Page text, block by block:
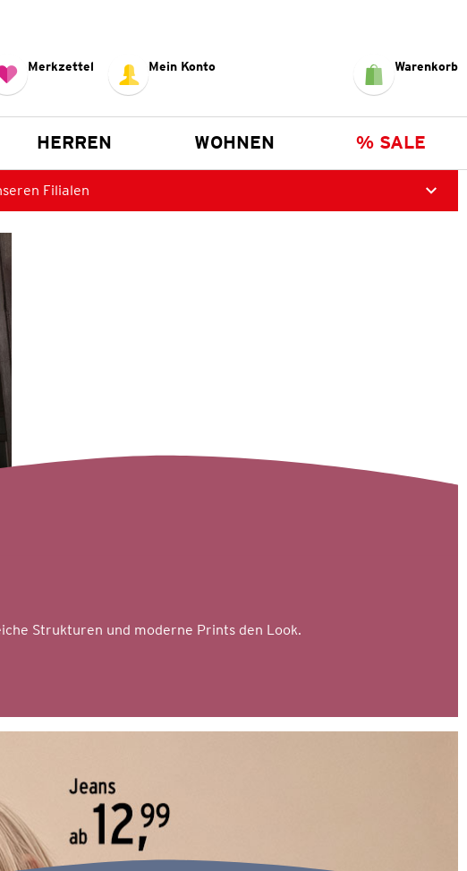
Merkzettel Mein Konto Warenkorb
HERREN WOHNEN % SALE
Filialen
Strukturen und moderne Prints den Look.